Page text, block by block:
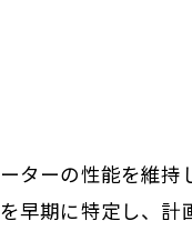
ターの性能を維持
早期に特定し、計